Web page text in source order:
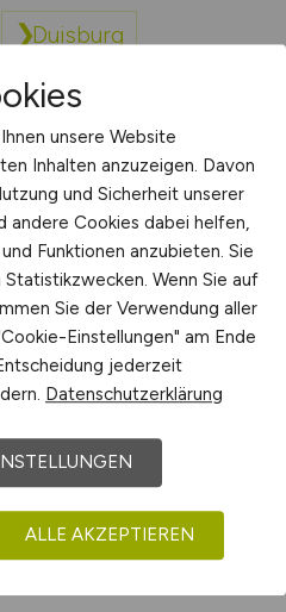
Duisburg
unsere Website
Inhalten anzuzeigen. Davon
und Sicherheit unserer
andere Cookies dabei helfen,
Funktionen anzubieten. Sie
Wenn Sie auf
Sie der Verwendung aller
Einstellungen" am Ende
jederzeit
Datenschutzerklärung
ALLE AKZEPTIEREN